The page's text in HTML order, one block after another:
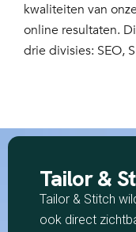
kwaliteiten van
online resultaten.
drie divisies: SEO,
Tailor &
Tailor & Stitch
ook direct